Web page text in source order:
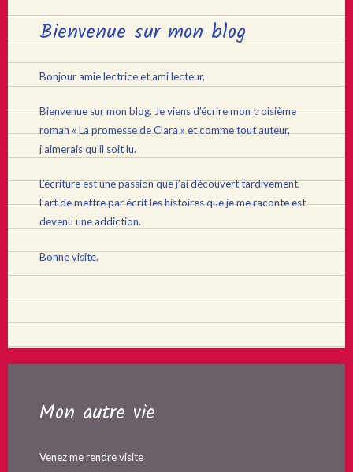
Bienvenue sur mon blog
Bonjour amie lectrice et ami lecteur,
Bienvenue sur mon blog. Je viens d’écrire mon troisième
roman « La promesse de Clara » et comme tout auteur,
j’aimerais qu’il soit lu.
L’écriture est une passion que j’ai découvert tardivement,
l’art de mettre par écrit les histoires que je me raconte est
devenu une addiction.
Bonne visite.
Mon autre vie
Venez me rendre visite